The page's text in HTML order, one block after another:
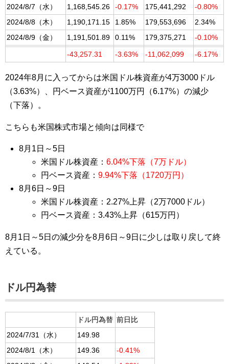
2024/8/7（水） 1,168,545.26 -0.17% 175,441,292
-0.80%
2024/8/8（木）
1,190,171.15 1.85% 179,553,696
2.34%
2024/8/9（金）
1,191,501.89 0.11% 179,375,271 -0.10%
-43,257.31 -3.63% -11,062,099 -6.17%
2024年8月に入ってからは米国ドル株資産が4万3000ドル
（3.63%）、円ベース資産が1100万円（6.17%）の減少
（下落）。
こちらも米国株式市場と傾向は同様で
8月1日～5日
米国ドル株資産：6.04%下落（7万ドル）
円ベース資産：9.94%下落（1720万円）
8月6日～9日
米国ドル株資産：2.27%上昇（2万7000ドル）
円ベース資産：3.43%上昇（615万円）
8月1日～5日の減少分を8月6日～9日に少しは取り戻して終
えている。
ドル円為替
ドル円為替 前日比
2024/7/31（水）
149.98
2024/8/1（木）
149.36
-0.41%